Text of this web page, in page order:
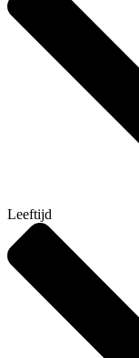
Leeftijd